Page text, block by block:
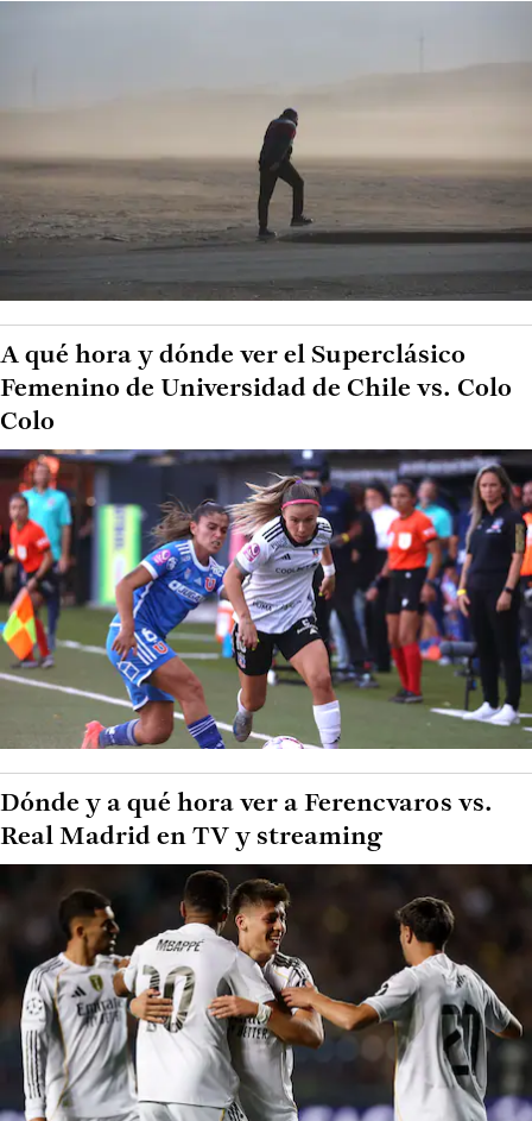
A qué hora y dónde ver el Superclásico
Femenino de Universidad de Chile vs. Colo
Colo
Dónde y a qué hora ver a Ferencvaros vs.
Real Madrid en TV y streaming